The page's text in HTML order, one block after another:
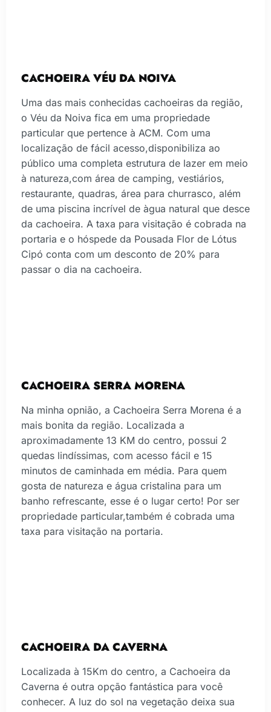
CACHOEIRA VÉU DA NOIVA
Uma das mais conhecidas cachoeiras da região,
o Véu da Noiva fica em uma propriedade
particular que pertence à ACM. Com uma
localização de fácil acesso,disponibiliza ao
público uma completa estrutura de lazer em meio
à natureza,com área de camping, vestiários,
restaurante, quadras, área para churrasco, além
de uma piscina incrível de àgua natural que desce
da cachoeira. A taxa para visitação é cobrada na
portaria e o hóspede da Pousada Flor de Lótus
Cipó conta com um desconto de 20% para
passar o dia na cachoeira.
CACHOEIRA SERRA MORENA
Na minha opnião, a Cachoeira Serra Morena é a
mais bonita da região. Localizada a
aproximadamente 13 KM do centro, possui 2
quedas lindíssimas, com acesso fácil e 15
minutos de caminhada em média. Para quem
gosta de natureza e água cristalina para um
banho refrescante, esse é o lugar certo! Por ser
propriedade particular,também é cobrada uma
taxa para visitação na portaria.
CACHOEIRA DA CAVERNA
Localizada à 15Km do centro, a Cachoeira da
Caverna é outra opção fantástica para você
conhecer. A luz do sol na vegetação deixa sua